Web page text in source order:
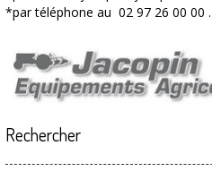
*par téléphone au 02 97 26 00 00 .
Rechercher